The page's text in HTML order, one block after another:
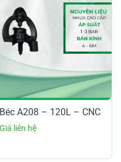
Béc A208 – 120L – CNC